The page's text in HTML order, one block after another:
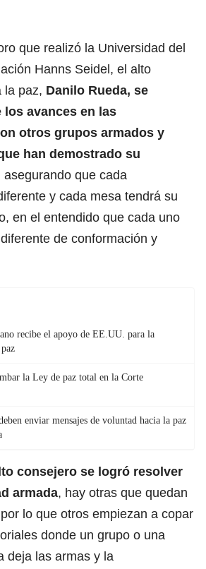
que realizó la Universidad del
Hanns Seidel, el alto
la paz, Danilo Rueda, se
avances en las
otros grupos armados y
han demostrado su
asegurando que cada
y cada mesa tendrá su
en el entendido que cada uno
de conformación y
recibe el apoyo de EE.UU. para la
la Ley de paz total en la Corte
enviar mensajes de voluntad hacia la paz
consejero se logró resolver
armada, hay otras que quedan
lo que otros empiezan a copar
donde un grupo o una
deja las armas y la